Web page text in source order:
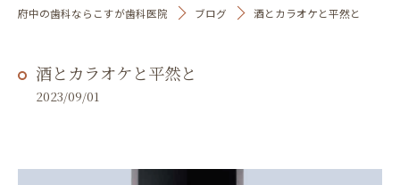
府中の歯科ならこすが歯科医院 ブログ 酒とカラオケと平然と
酒とカラオケと平然と
2023/09/01